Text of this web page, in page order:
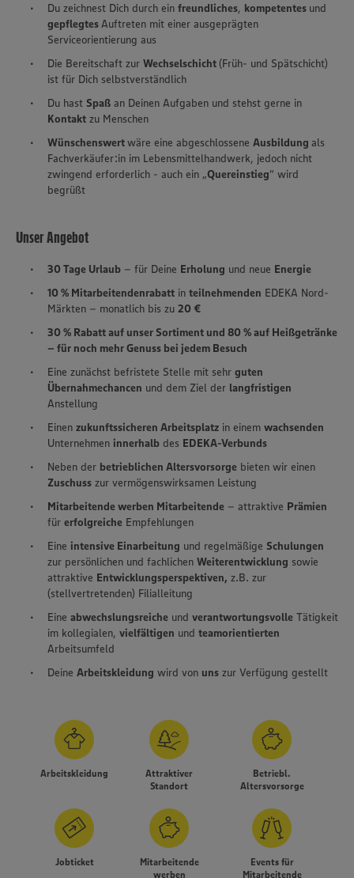
Wir setzen Cookies und andere Technologien ein, um Ihnen
ein bestmögliches Nutzungserlebnis unserer Website zu
ermöglichen. Wir verwenden Ihre Daten, um unsere
Du zeichnest Dich durch ein freundliches, kompetentes und
gepflegtesAuftreten mit einer ausgeprägten
Serviceorientierung aus
Die Bereitschaft zur Wechselschicht(Früh- und Spätschicht)
ist für Dich selbstverständlich
Du hast Spaß an Deinen Aufgaben und stehst gerne in
Kontakt zu Menschen
Wünschenswertwäre eine abgeschlossene Ausbildung als
Fachverkäufer:in im Lebensmittelhandwerk, jedoch nicht
zwingend erforderlich - auch ein „Quereinstieg“ wird
begrüßt
Unser Angebot
30 Tage Urlaub – für Deine Erholung und neue Energie
10 % Mitarbeitendenrabatt in teilnehmenden EDEKA Nord-
Märkten – monatlich bis zu 20 €
30 % Rabatt auf unser Sortiment und 80 % auf Heißgetränke
– für noch mehr Genuss bei jedem Besuch
Eine zunächst befristete Stelle mit sehr guten
Übernahmechancen und dem Ziel der langfristigen
Anstellung
Einen zukunftssicheren Arbeitsplatz in einem wachsenden
Unternehmen innerhalb des EDEKA-Verbunds
Neben der betrieblichen Altersvorsorge bieten wir einen
Zuschuss zur vermögenswirksamen Leistung
Mitarbeitende werben Mitarbeitende – attraktive Prämien
für erfolgreiche Empfehlungen
Eine intensive Einarbeitung und regelmäßige Schulungen
zur persönlichen und fachlichen Weiterentwicklung sowie
attraktive Entwicklungsperspektiven, z.B. zur
(stellvertretenden) Filialleitung
Eine abwechslungsreiche und verantwortungsvolle Tätigkeit
im kollegialen, vielfältigen und teamorientierten
Arbeitsumfeld
Deine Arbeitskleidung wird von uns zur Verfügung gestellt
Arbeitskleidung
Attraktiver
Standort
Betriebl.
Altersvorsorge
Jobticket
Mitarbeitende
werben
Events für
Mitarbeitende